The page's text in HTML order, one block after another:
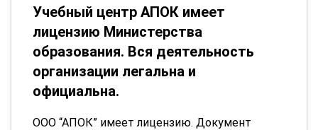
Учебный центр АПОК имеет
лицензию Министерства
образования. Вся деятельность
организации легальна и
официальна.
ООО “АПОК” имеет лицензию. Документ